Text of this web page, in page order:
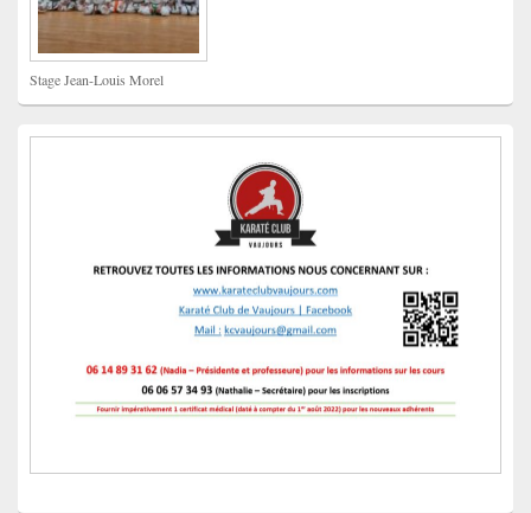
Stage Jean-Louis Morel